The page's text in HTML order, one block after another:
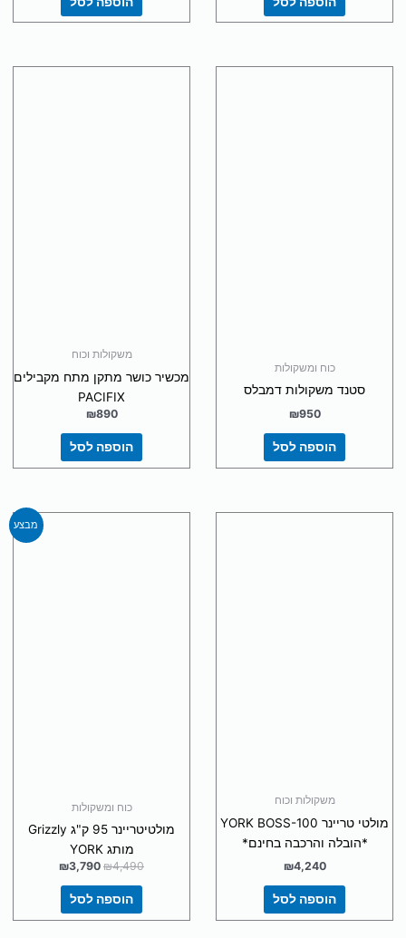
כוח ומשקולות
סטנד משקולות דמבלס
₪950
הוספה לסל
משקולות וכוח
מכשיר כושר מתקן מתח מקבילים
PACIFIX
₪890
הוספה לסל
משקולות וכוח
מולטי טריינר YORK BOSS-100
*הובלה והרכבה בחינם*
₪4,240
הוספה לסל
מבצע
כוח ומשקולות
מולטיטריינר 95 ק"ג Grizzly
מותג YORK
₪4,490
₪3,790
המחיר
הנוכחי
הוספה לסל